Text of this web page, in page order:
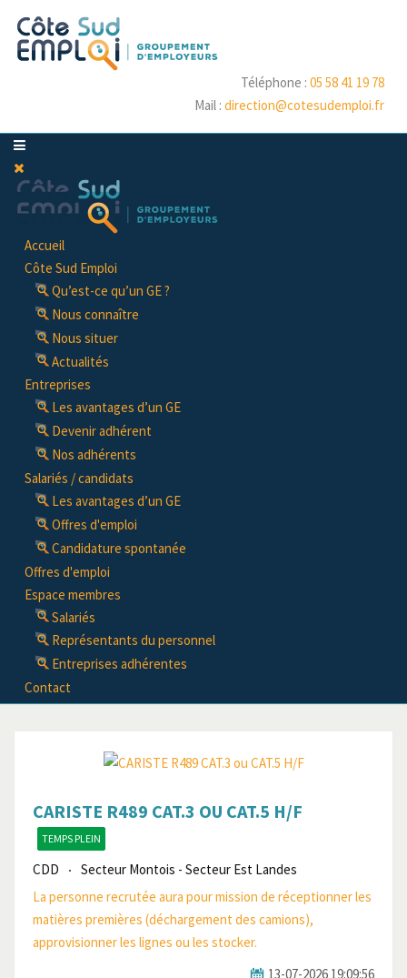
Téléphone : 05 58 41 19 78
Mail : direction@cotesudemploi.fr
Accueil
Côte Sud Emploi
Qu’est-ce qu’un GE ?
Nous connaître
Nous situer
Actualités
Entreprises
Les avantages d’un GE
Devenir adhérent
Nos adhérents
Salariés / candidats
Les avantages d’un GE
Offres d'emploi
Candidature spontanée
Offres d'emploi
Espace membres
Salariés
Représentants du personnel
Entreprises adhérentes
Contact
CARISTE R489 CAT.3 OU CAT.5 H/F
TEMPS PLEIN
CDD
Secteur Montois - Secteur Est Landes
La personne recrutée aura pour mission de réceptionner les
matières premières (déchargement des camions),
approvisionner les lignes ou les stocker.
13-07-2026 19:09:56